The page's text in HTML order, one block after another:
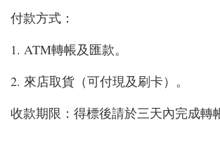
付款方式：
1. ATM轉帳及匯款。
2. 來店取貨（可付現及刷卡）。
收款期限：得標後請於三天內完成轉